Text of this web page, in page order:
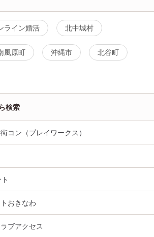
ライン婚活 北中城村
風原町 沖縄市 北谷町
検索
コン（プレイワークス）
おきなわ
ブアクセス